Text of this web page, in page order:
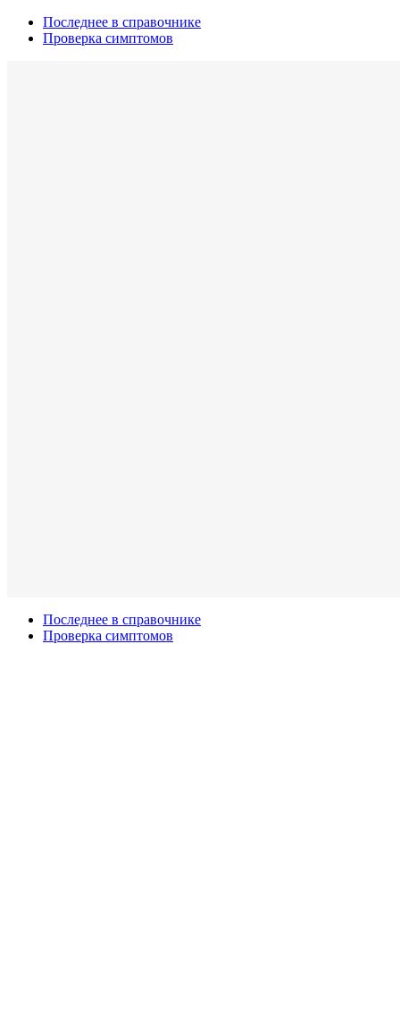
Последнее в справочнике
Проверка симптомов
Последнее в справочнике
Проверка симптомов